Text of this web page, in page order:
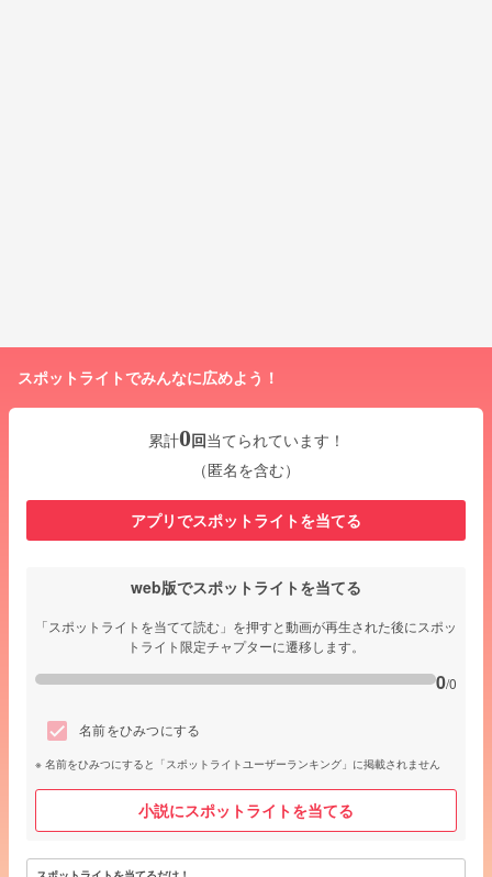
スポットライトでみんなに広めよう！
累計0回当てられています！
（匿名を含む）
アプリでスポットライトを当てる
web版でスポットライトを当てる
「スポットライトを当てて読む」を押すと動画が再生された後にスポッ
トライト限定チャプターに遷移します。
0/0
名前をひみつにする
名前をひみつにすると「スポットライトユーザーランキング」に掲載されません
小説にスポットライトを当てる